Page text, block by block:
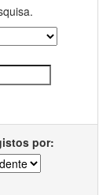
por: